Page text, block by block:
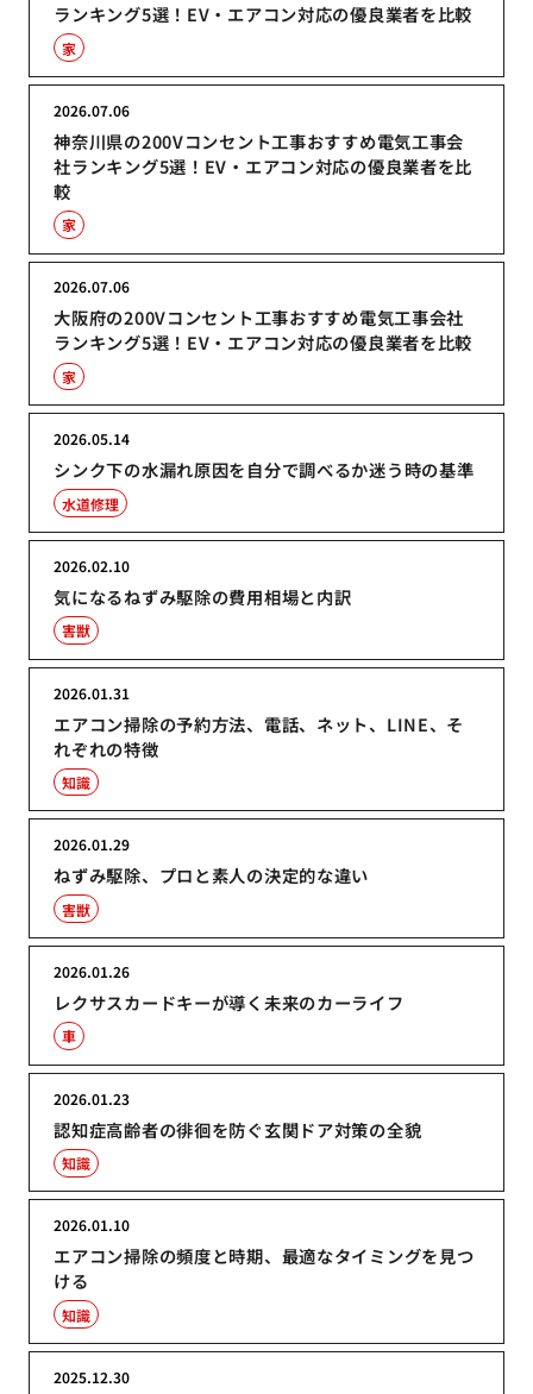
ランキング5選！EV・エアコン対応の優良業者を比較
家
神奈川県の200Vコンセント工事おすすめ電気工事会
社ランキング5選！EV・エアコン対応の優良業者を比
較
2026.07.06
家
大阪府の200Vコンセント工事おすすめ電気工事会社
ランキング5選！EV・エアコン対応の優良業者を比較
2026.07.06
家
シンク下の水漏れ原因を自分で調べるか迷う時の基準
2026.05.14
水道修理
気になるねずみ駆除の費用相場と内訳
2026.02.10
害獣
エアコン掃除の予約方法、電話、ネット、LINE、そ
れぞれの特徴
2026.01.31
知識
ねずみ駆除、プロと素人の決定的な違い
2026.01.29
害獣
レクサスカードキーが導く未来のカーライフ
2026.01.26
車
認知症高齢者の徘徊を防ぐ玄関ドア対策の全貌
2026.01.23
知識
エアコン掃除の頻度と時期、最適なタイミングを見つ
ける
2026.01.10
知識
2025.12.30